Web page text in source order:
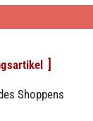
Shoppens